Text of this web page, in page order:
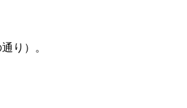
り）。